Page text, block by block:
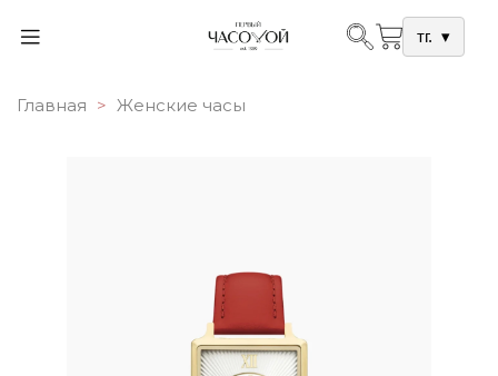
тг. ▾
Главная Женские часы